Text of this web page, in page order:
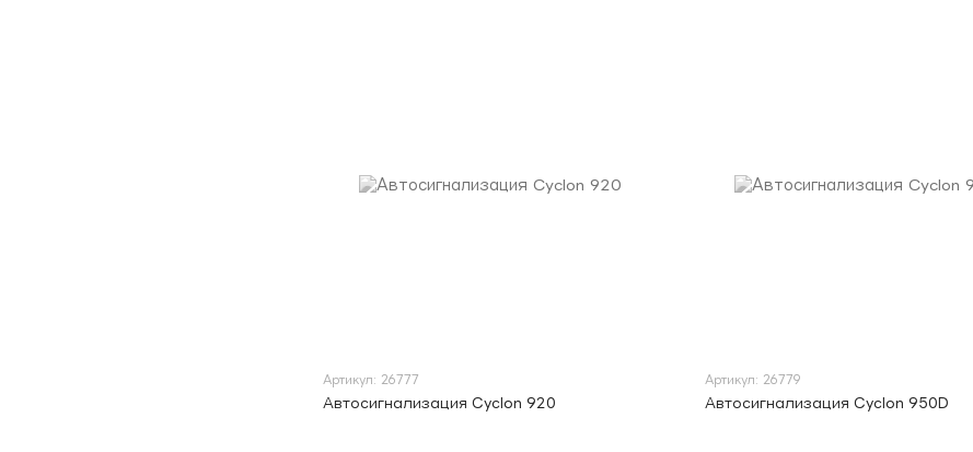
Артикул: 26777
Автосигнализация Cyclon 920
Артикул: 26779
Автосигнализация Cyclon 950D